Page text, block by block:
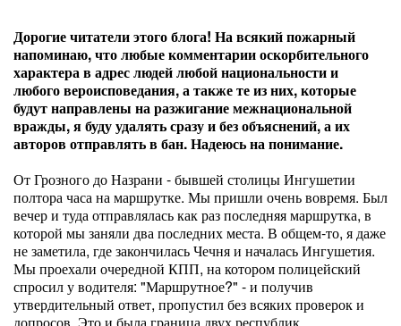
Дорогие читатели этого блога! На всякий пожарный
напоминаю, что любые комментарии оскорбительного
характера в адрес людей любой национальности и
любого вероисповедания, а также те из них, которые
будут направлены на разжигание межнациональной
вражды, я буду удалять сразу и без объяснений, а их
авторов отправлять в бан. Надеюсь на понимание.
От Грозного до Назрани - бывшей столицы Ингушетии
полтора часа на маршрутке. Мы пришли очень вовремя. Был
вечер и туда отправлялась как раз последняя маршрутка, в
которой мы заняли два последних места. В общем-то, я даже
не заметила, где закончилась Чечня и началась Ингушетия.
Мы проехали очередной КПП, на котором полицейский
спросил у водителя: "Маршрутное?" - и получив
утвердительный ответ, пропустил без всяких проверок и